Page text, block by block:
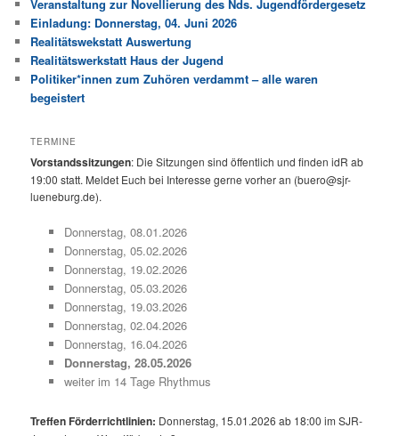
Veranstaltung zur Novellierung des Nds. Jugendfördergesetz
Einladung: Donnerstag, 04. Juni 2026
Realitätswekstatt Auswertung
Realitätswerkstatt Haus der Jugend
Politiker*innen zum Zuhören verdammt – alle waren
begeistert
TERMINE
Vorstandssitzungen: Die Sitzungen sind öffentlich und finden idR ab
19:00 statt. Meldet Euch bei Interesse gerne vorher an (buero@sjr-
lueneburg.de).
Donnerstag, 08.01.2026
Donnerstag, 05.02.2026
Donnerstag, 19.02.2026
Donnerstag, 05.03.2026
Donnerstag, 19.03.2026
Donnerstag, 02.04.2026
Donnerstag, 16.04.2026
Donnerstag, 28.05.2026
weiter im 14 Tage Rhythmus
Treffen Förderrichtlinien: Donnerstag, 15.01.2026 ab 18:00 im SJR-